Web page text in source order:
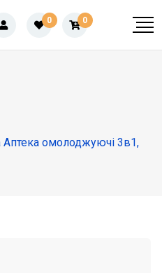
0 0
омолоджуючі 3в1,